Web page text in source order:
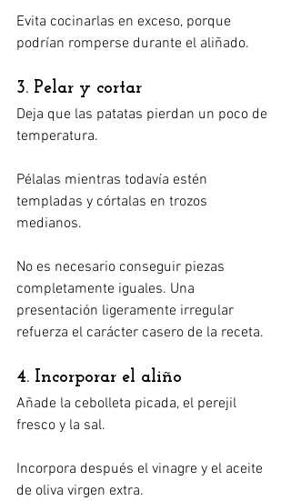
Evita cocinarlas en exceso, porque
podrían romperse durante el aliñado.
3. Pelar y cortar
Deja que las patatas pierdan un poco de
temperatura.
Pélalas mientras todavía estén
templadas y córtalas en trozos
medianos.
No es necesario conseguir piezas
completamente iguales. Una
presentación ligeramente irregular
refuerza el carácter casero de la receta.
4. Incorporar el aliño
Añade la cebolleta picada, el perejil
fresco y la sal.
Incorpora después el vinagre y el aceite
de oliva virgen extra.